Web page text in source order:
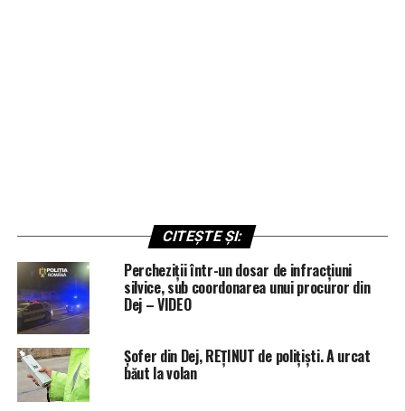
CITEȘTE ȘI:
Percheziții într-un dosar de infracțiuni
silvice, sub coordonarea unui procuror din
Dej – VIDEO
Șofer din Dej, REȚINUT de polițiști. A urcat
băut la volan